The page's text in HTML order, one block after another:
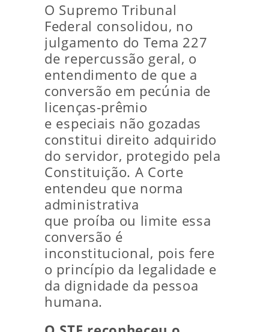
O Supremo Tribunal
Federal consolidou, no
julgamento do Tema 227
de repercussão geral, o
entendimento de que a
conversão em pecúnia de
licenças-prêmio
e especiais não gozadas
constitui direito adquirido
do servidor, protegido pela
Constituição. A Corte
entendeu que norma
administrativa
que proíba ou limite essa
conversão é
inconstitucional, pois fere
o princípio da legalidade e
da dignidade da pessoa
humana.